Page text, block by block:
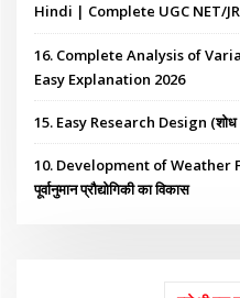
Hindi | Complete UGC NET/
16. Complete Analysis of
Easy Explanation 2026
15. Easy Research Design
10. Development of Weather
पूर्वानुमान प्रौद्योगिकी का विकास